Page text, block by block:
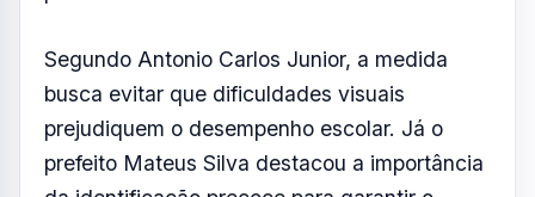
problemas que, no passado, muitas vezes só
eram percebidos na fase adulta.
Fotos: Divulgação